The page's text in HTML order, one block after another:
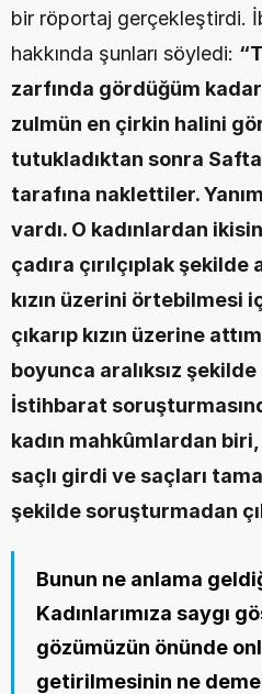
bir röportaj gerçekleştirdi.
hakkında şunları söyledi:
zarfında gördüğüm
zulmün en çirkin halini
tutukladıktan sonra
tarafına naklettiler.
vardı. O kadınlardan
çadıra çırılçıplak şekilde
kızın üzerini örtebilmesi
çıkarıp kızın üzerine
boyunca aralıksız
İstihbarat
kadın mahkûmlardan
saçlı girdi ve saçları
şekilde soruşturmadan
Bunun ne anlama
Kadınlarımıza saygı
gözümüzün önünde
getirilmesinin ne